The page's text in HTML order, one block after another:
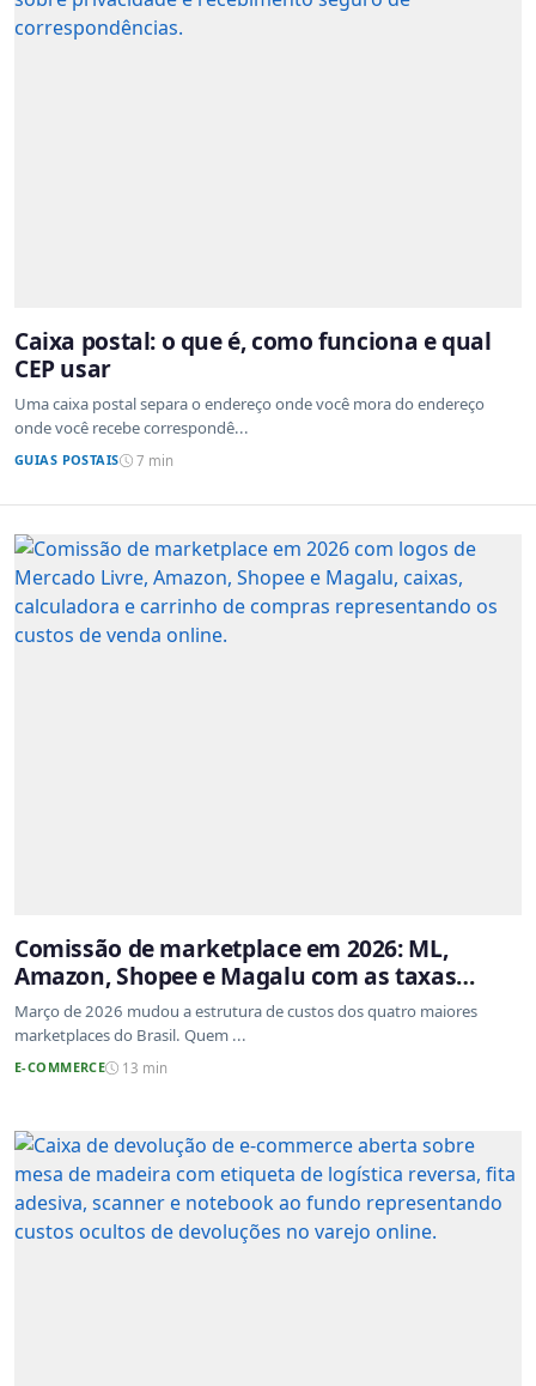
Caixa postal: o que é, como funciona e qual
CEP usar
Uma caixa postal separa o endereço onde você mora do endereço
onde você recebe correspondê...
GUIAS POSTAIS 7 min
Comissão de marketplace em 2026: ML,
Amazon, Shopee e Magalu com as taxas
atualizadas
Março de 2026 mudou a estrutura de custos dos quatro maiores
marketplaces do Brasil. Quem ...
E-COMMERCE 13 min